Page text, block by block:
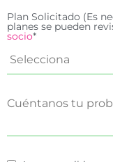
Plan Solicitado (Es
planes se pueden
socio*